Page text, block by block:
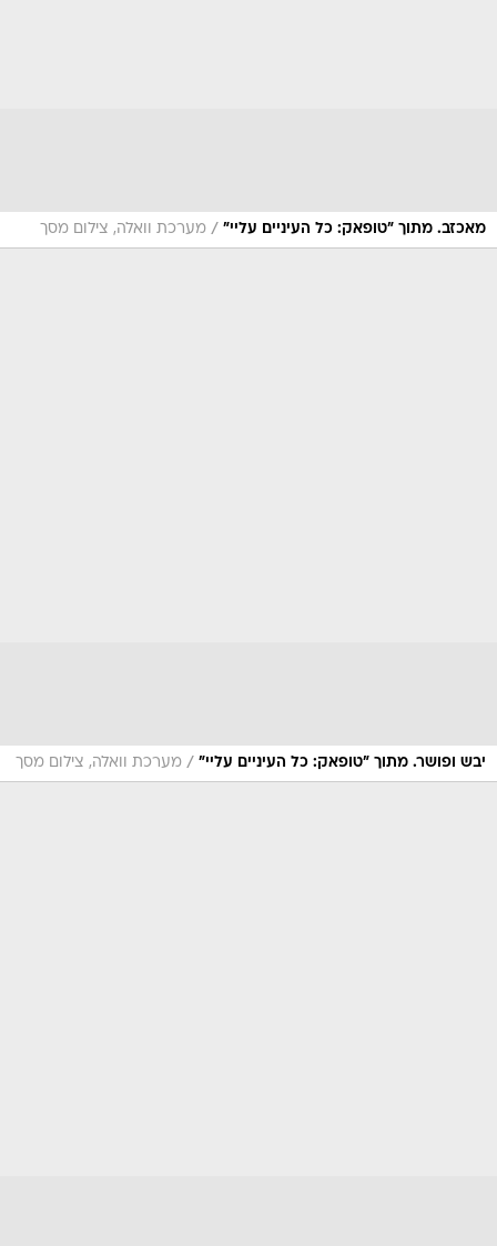
מאכזב. מתוך "טופאק: כל העיניים עליי" / מערכת וואלה, צילום מסך
יבש ופושר. מתוך "טופאק: כל העיניים עליי" / מערכת וואלה, צילום מסך